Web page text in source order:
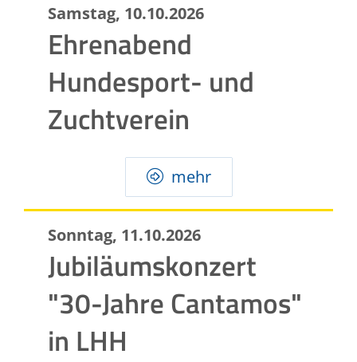
Ehrenabend
Hundesport- und
Zuchtverein
Samstag, 10.10.2026
mehr
Jubiläumskonzert
"30-Jahre Cantamos"
in LHH
Sonntag, 11.10.2026